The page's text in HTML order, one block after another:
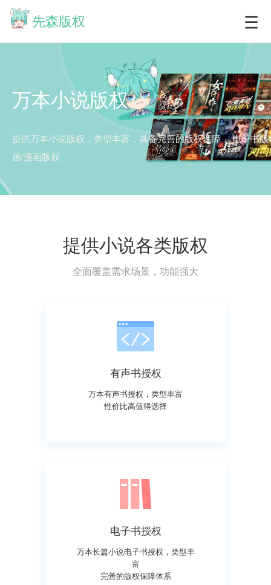
先森版权 ☰
万本小说版权
提供万本小说版权，类型丰富，具备完善的版权保障，电子书版
画/漫画版权
提供小说各类版权
全面覆盖需求场景，功能强大
有声书授权
万本有声书授权，类型丰富
性价比高值得选择
电子书授权
万本长篇小说电子书授权，类型丰
富
完善的版权保障体系